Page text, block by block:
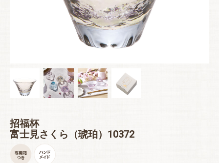
招福杯
富士見さくら（琥珀）10372